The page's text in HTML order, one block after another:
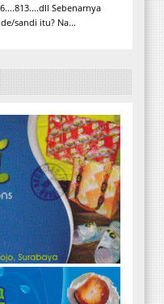
Sebenarnya
sandi itu? Na...